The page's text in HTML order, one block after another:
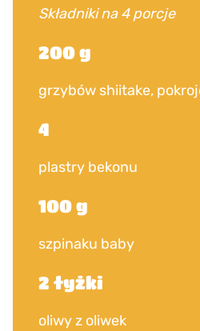
Składniki na 4 porcje
200 g
grzybów shiitake,
4
plastry bekonu
100 g
szpinaku baby
2 łyżki
oliwy z oliwek